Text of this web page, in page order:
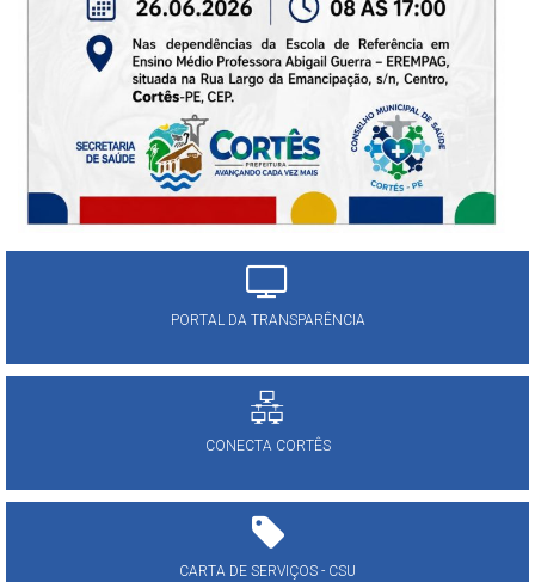
PORTAL DA TRANSPARÊNCIA
CONECTA CORTÊS
CARTA DE SERVIÇOS - CSU